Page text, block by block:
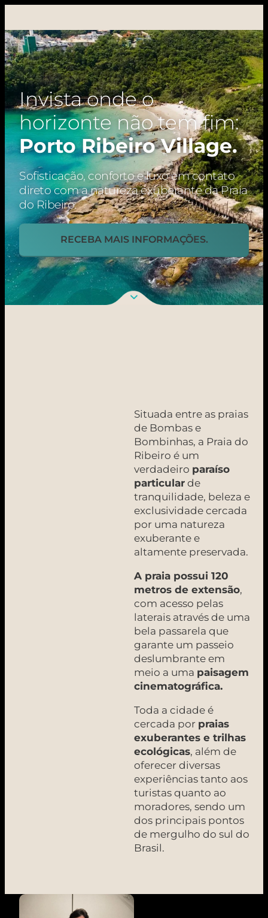
Invista onde o
horizonte não tem fim:
Porto Ribeiro Village.
Sofisticação, conforto e luxo em contato
direto com a natureza exuberante da Praia
do Ribeiro.
RECEBA MAIS INFORMAÇÕES.
Situada entre as praias
de Bombas e
Bombinhas, a Praia do
Ribeiro é um
verdadeiro paraíso
particular de
tranquilidade, beleza e
exclusividade cercada
por uma natureza
exuberante e
altamente preservada.
A praia possui 120
metros de extensão,
com acesso pelas
laterais através de uma
bela passarela que
garante um passeio
deslumbrante em
meio a uma paisagem
cinematográfica.
Toda a cidade é
cercada por praias
exuberantes e trilhas
ecológicas, além de
oferecer diversas
experiências tanto aos
turistas quanto ao
moradores, sendo um
dos principais pontos
de mergulho do sul do
Brasil.